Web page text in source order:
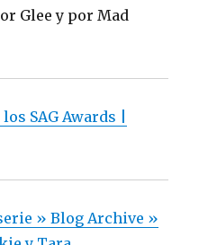
Glee y por Mad
SAG Awards |
» Blog Archive »